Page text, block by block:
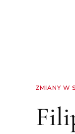
ZMIANY W